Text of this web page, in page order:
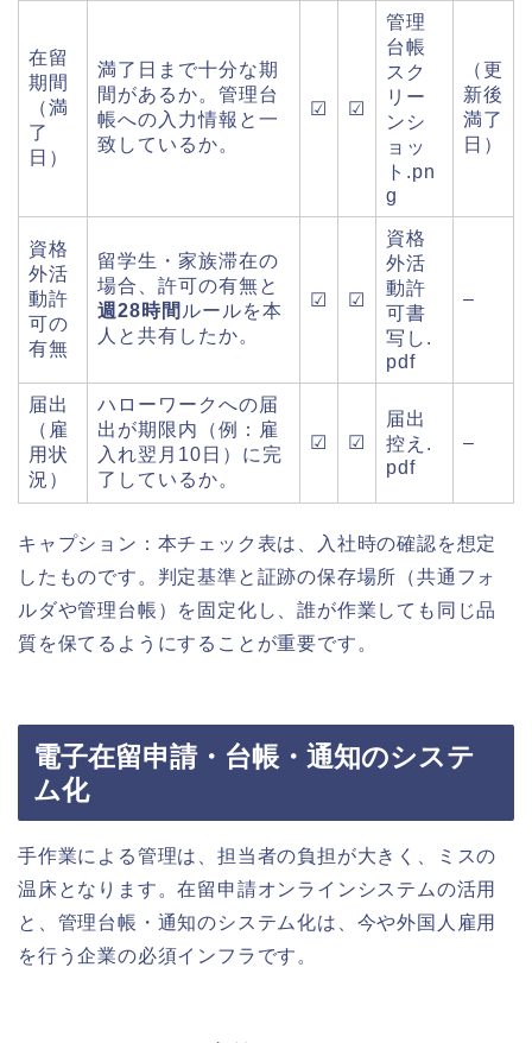
在留
期間
（満
了
日）
満了日まで十分な期
間があるか。管理台
帳への入力情報と一
致しているか。
☑ ☑
管理
台帳
スク
リー
ンシ
ョッ
ト.pn
g
（更
新後
満了
日）
資格
外活
動許
可の
有無
留学生・家族滞在の
場合、許可の有無と
週28時間 ルールを本
人と共有したか。
☑ ☑
資格
外活
動許
可書
写し.
pdf
–
届出
（雇
用状
況）
ハローワークへの届
出が期限内（例：雇
入れ翌月10日）に完
了しているか。
☑ ☑
届出
控え.
pdf
–
キャプション：本チェック表は、入社時の確認を想定
したものです。判定基準と証跡の保存場所（共通フォ
ルダや管理台帳）を固定化し、誰が作業しても同じ品
質を保てるようにすることが重要です。
電子在留申請・台帳・通知のシステ
ム化
手作業による管理は、担当者の負担が大きく、ミスの
温床となります。在留申請オンラインシステムの活用
と、管理台帳・通知のシステム化は、今や外国人雇用
を行う企業の必須インフラです。